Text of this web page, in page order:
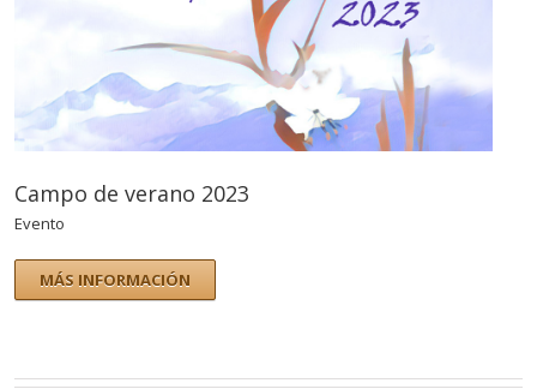
Campo de verano 2023
Evento
MÁS INFORMACIÓN